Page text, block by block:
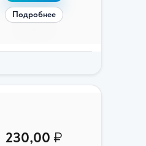
Подробнее
230,00 ₽